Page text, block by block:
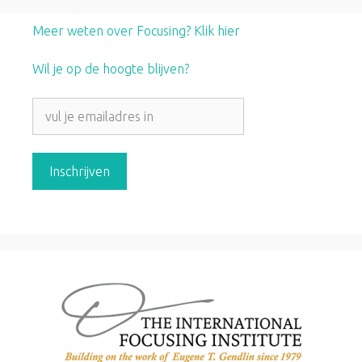
Meer weten over Focusing? Klik hier
Wil je op de hoogte blijven?